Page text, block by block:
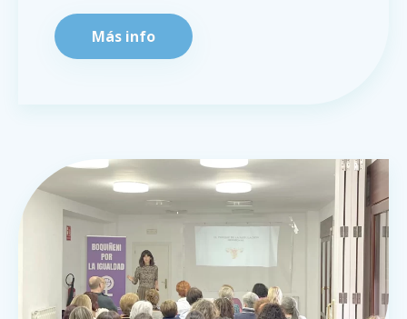
Más info